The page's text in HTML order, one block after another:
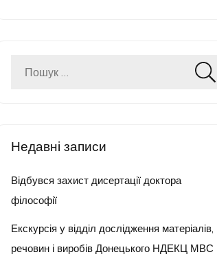
Пошук:
Недавні записи
Відбувся захист дисертації доктора
філософії
Екскурсія у відділ дослідження матеріалів,
речовин і виробів Донецького НДЕКЦ МВС